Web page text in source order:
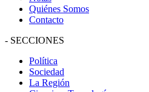
Quiénes Somos
Contacto
- SECCIONES
Política
Sociedad
La Región